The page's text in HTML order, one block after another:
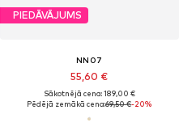
PIEDĀVĀJUMS
NN07
55,60 €
Sākotnējā cena: 189,00 €
Pēdējā zemākā cena:69,50 €-20%